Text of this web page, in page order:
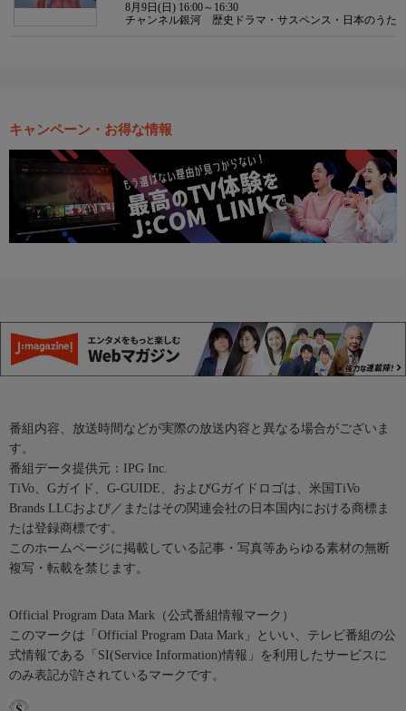
8月9日(日) 16:00～16:30
チャンネル銀河 歴史ドラマ・サスペンス・日本のうた
キャンペーン・お得な情報
番組内容、放送時間などが実際の放送内容と異なる場合がございま
す。
番組データ提供元：IPG Inc.
TiVo、Gガイド、G-GUIDE、およびGガイドロゴは、米国TiVo
Brands LLCおよび／またはその関連会社の日本国内における商標ま
たは登録商標です。
このホームページに掲載している記事・写真等あらゆる素材の無断
複写・転載を禁じます。
Official Program Data Mark（公式番組情報マーク）
このマークは「Official Program Data Mark」といい、テレビ番組の公
式情報である「SI(Service Information)情報」を利用したサービスに
のみ表記が許されているマークです。